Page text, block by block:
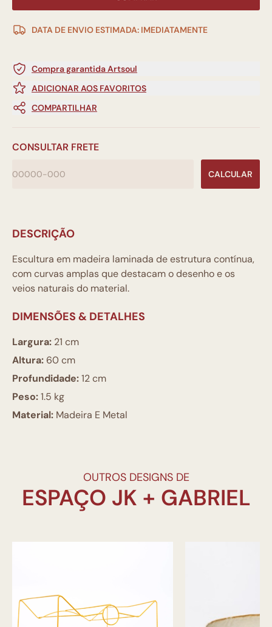
DATA DE ENVIO ESTIMADA: IMEDIATAMENTE
Compra garantida Artsoul
ADICIONAR AOS FAVORITOS
COMPARTILHAR
CONSULTAR FRETE
CALCULAR
DESCRIÇÃO
Escultura em madeira laminada de estrutura contínua,
com curvas amplas que destacam o desenho e os
veios naturais do material.
DIMENSÕES & DETALHES
Largura: 21 cm
Altura: 60 cm
Profundidade:12 cm
Peso:1.5 kg
Material: Madeira E Metal
OUTROS DESIGNS DE